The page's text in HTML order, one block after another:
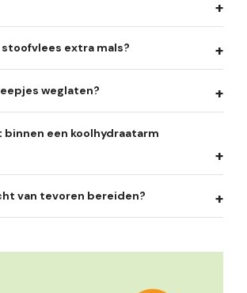
extra mals?
weglaten?
een koolhydraatarm
van tevoren bereiden?